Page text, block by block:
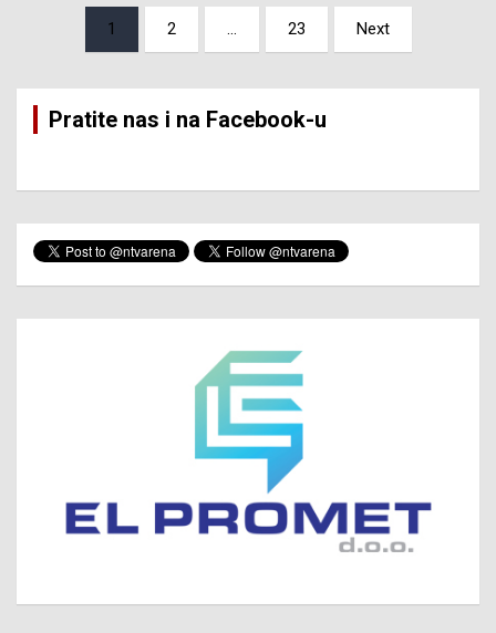
pagination
1 2 … 23 Next
Pratite nas i na Facebook-u